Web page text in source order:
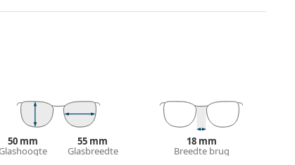
met als onmiskenbaar voordeel de
die gebruikt worden voor
bescherming biedt tegen zonlicht. De glazen
3 (lichttransmissie 8 – 18% ). Ze zijn
strand of in de stad.
50 mm 55 mm
Glasbreedte
18 mm
Breedte brug